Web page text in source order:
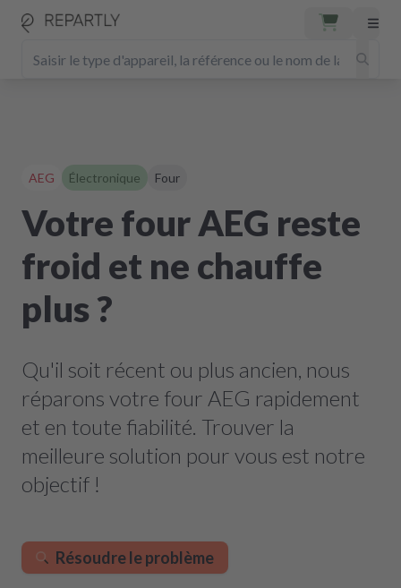
AEG Électronique Four
Votre four AEG reste
froid et ne chauffe
plus ?
Qu'il soit récent ou plus ancien, nous
réparons votre four AEG rapidement
et en toute fiabilité. Trouver la
meilleure solution pour vous est notre
objectif !
Résoudre le problème